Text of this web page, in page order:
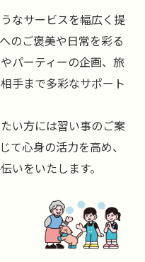
なサービスを幅広く提
のご褒美や日常を彩る
パーティーの企画、旅
手まで多彩なサポート
い方には習い事のご案
て心身の活力を高め、
いをいたします。